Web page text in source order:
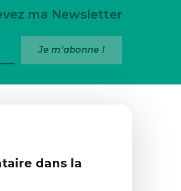
ma Newsletter
Je m'abonne !
publique
dans la
publique